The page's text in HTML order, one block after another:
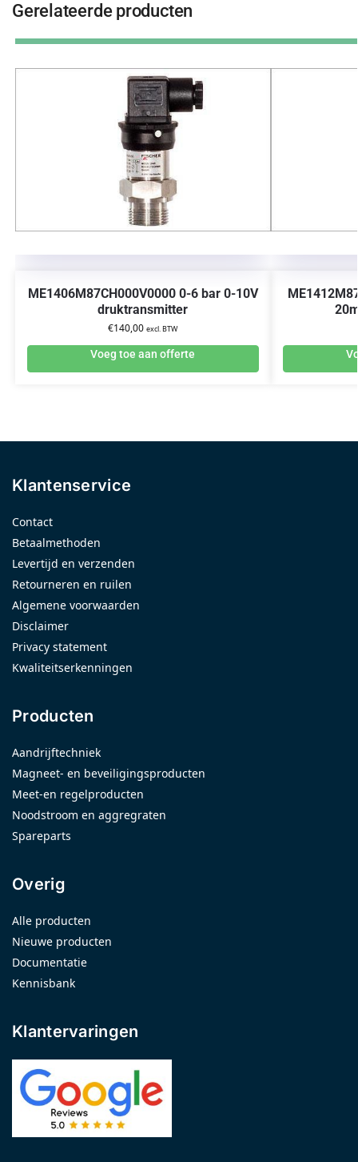
Gerelateerde producten
ME1406M87CH000V0000 0-6 bar 0-10V
druktransmitter
€140,00 excl. BTW
Voeg toe aan offerte
Klantenservice
Contact
Betaalmethoden
Levertijd en verzenden
Retourneren en ruilen
Algemene voorwaarden
Disclaimer
Privacy statement
Kwaliteitserkenningen
Producten
Aandrijftechniek
Magneet- en beveiligingsproducten
Meet-en regelproducten
Noodstroom en aggregraten
Spareparts
Overig
Alle producten
Nieuwe producten
Documentatie
Kennisbank
Klantervaringen